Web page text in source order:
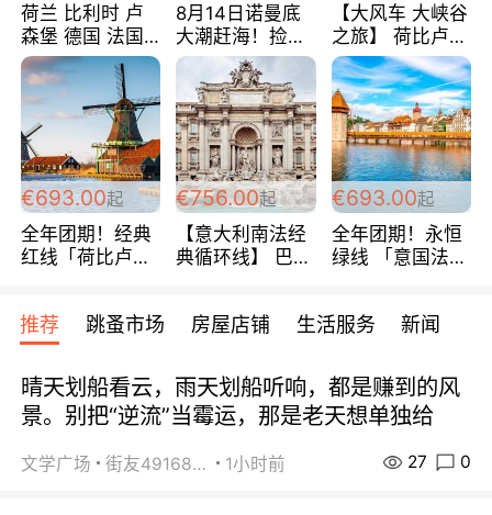
荷兰 比利时 卢
森堡 德国 法国
超爽玩遍西欧 循
环线 全程四星宾
馆 108欧/人/天
8月14日诺曼底
大潮赶海！捡海
鲜！轻轻松松海
边爽玩三日游
288欧/人
【大风车 大峡谷
之旅】 荷比卢德
法 巴黎上下 经
典五国四日游
488欧/人
€693.00起
全年团期！经典
红线「荷比卢德
天！巴黎上下！
包拼房~
€756.00起
【意大利南法经
典循环线】 巴黎
宾馆 108欧/天起
€693.00起
全年团期！永恒
绿线 「意国法
欧/天起 ~包拼房
推荐 跳蚤市场 房屋店铺 生活服务 新闻
晴天划船看云，雨天划船听响，都是赚到的风
景。别把“逆流”当霉运，那是老天想单独给
文学广场 街友49168527 1小时前 27 0